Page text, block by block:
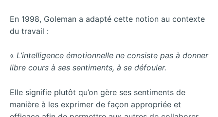
En 1998, Goleman a adapté cette notion au contexte
du travail :
« L’intelligence émotionnelle ne consiste pas à donner
libre cours à ses sentiments, à se défouler.
Elle signifie plutôt qu’on gère ses sentiments de
manière à les exprimer de façon appropriée et